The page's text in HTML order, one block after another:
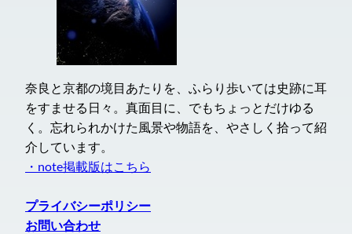
奈良と京都の境目あたりを、ふらり歩いては史跡に耳
をすませる日々。真面目に、でもちょっとだけゆる
く。忘れられかけた風景や物語を、やさしく拾って紹
介しています。
・note掲載版はこちら
プライバシーポリシー
お問い合わせ